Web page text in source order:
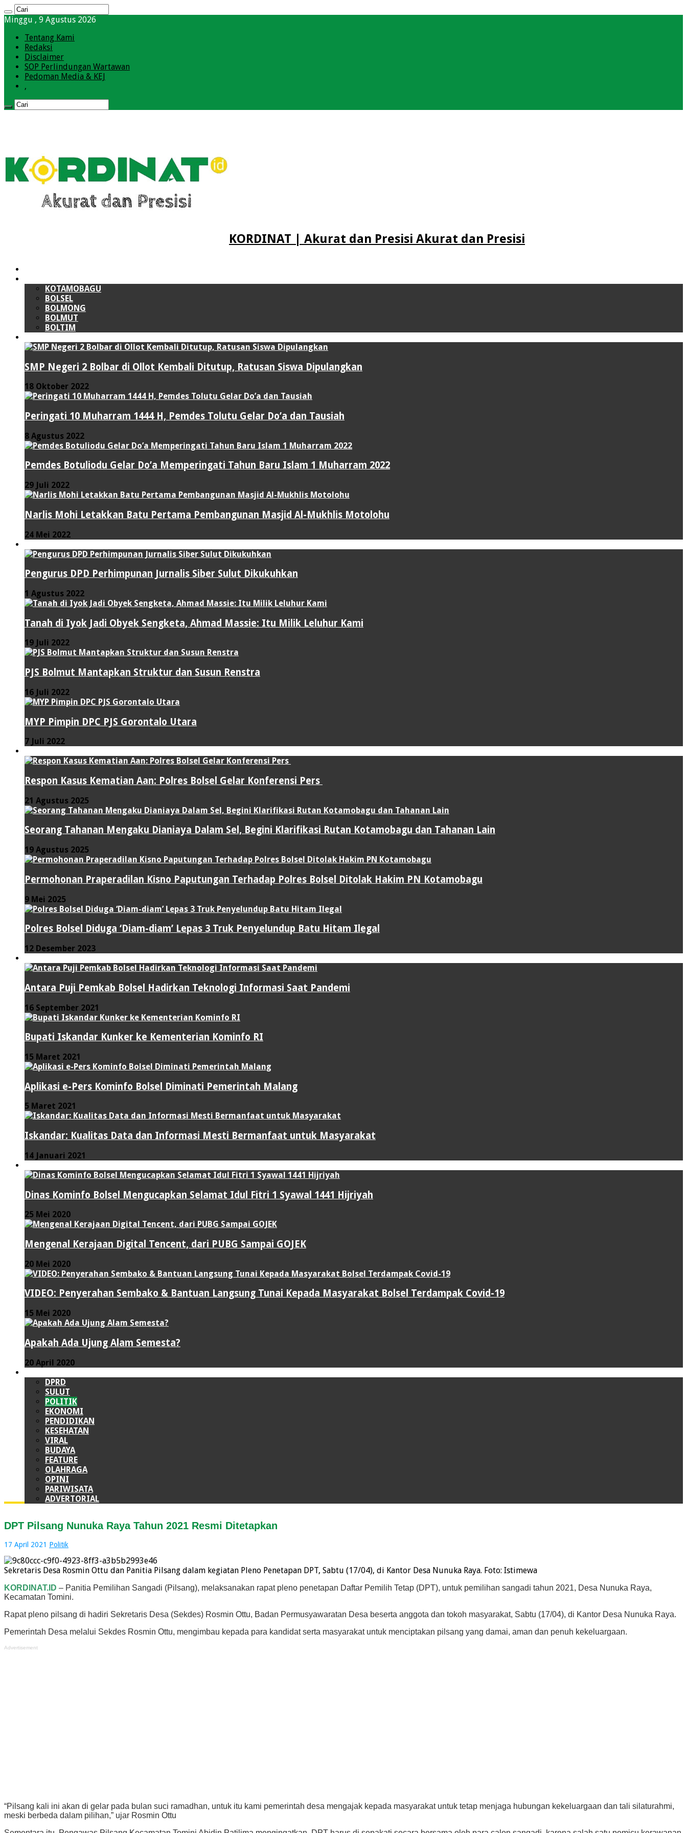
Minggu , 9 Agustus 2026
Tentang Kami
Redaksi
Disclaimer
SOP Perlindungan Wartawan
Pedoman Media & KEJ
,
KORDINAT | Akurat dan Presisi Akurat dan Presisi
KOTAMOBAGU
BOLSEL
BOLMONG
BOLMUT
BOLTIM
SMP Negeri 2 Bolbar di Ollot Kembali Ditutup, Ratusan Siswa Dipulangkan
18 Oktober 2022
Peringati 10 Muharram 1444 H, Pemdes Tolutu Gelar Do’a dan Tausiah
8 Agustus 2022
Pemdes Botuliodu Gelar Do’a Memperingati Tahun Baru Islam 1 Muharram 2022
29 Juli 2022
Narlis Mohi Letakkan Batu Pertama Pembangunan Masjid Al-Mukhlis Motolohu
24 Mei 2022
Pengurus DPD Perhimpunan Jurnalis Siber Sulut Dikukuhkan
1 Agustus 2022
Tanah di Iyok Jadi Obyek Sengketa, Ahmad Massie: Itu Milik Leluhur Kami
19 Juli 2022
PJS Bolmut Mantapkan Struktur dan Susun Renstra
16 Juli 2022
MYP Pimpin DPC PJS Gorontalo Utara
7 Juli 2022
Respon Kasus Kematian Aan: Polres Bolsel Gelar Konferensi Pers
21 Agustus 2025
Seorang Tahanan Mengaku Dianiaya Dalam Sel, Begini Klarifikasi Rutan Kotamobagu dan Tahanan Lain
19 Agustus 2025
Permohonan Praperadilan Kisno Paputungan Terhadap Polres Bolsel Ditolak Hakim PN Kotamobagu
9 Mei 2025
Polres Bolsel Diduga ‘Diam-diam’ Lepas 3 Truk Penyelundup Batu Hitam Ilegal
12 Desember 2023
Antara Puji Pemkab Bolsel Hadirkan Teknologi Informasi Saat Pandemi
16 September 2021
Bupati Iskandar Kunker ke Kementerian Kominfo RI
15 Maret 2021
Aplikasi e-Pers Kominfo Bolsel Diminati Pemerintah Malang
5 Maret 2021
Iskandar: Kualitas Data dan Informasi Mesti Bermanfaat untuk Masyarakat
14 Januari 2021
Dinas Kominfo Bolsel Mengucapkan Selamat Idul Fitri 1 Syawal 1441 Hijriyah
25 Mei 2020
Mengenal Kerajaan Digital Tencent, dari PUBG Sampai GOJEK
20 Mei 2020
VIDEO: Penyerahan Sembako & Bantuan Langsung Tunai Kepada Masyarakat Bolsel Terdampak Covid-19
15 Mei 2020
Apakah Ada Ujung Alam Semesta?
20 April 2020
DPRD
SULUT
POLITIK
EKONOMI
PENDIDIKAN
KESEHATAN
VIRAL
BUDAYA
FEATURE
OLAHRAGA
OPINI
PARIWISATA
ADVERTORIAL
DPT Pilsang Nunuka Raya Tahun 2021 Resmi Ditetapkan
17 April 2021 Politik
Sekretaris Desa Rosmin Ottu dan Panitia Pilsang dalam kegiatan Pleno Penetapan DPT, Sabtu (17/04), di Kantor Desa Nunuka Raya. Foto: Istimewa
KORDINAT.ID – Panitia Pemilihan Sangadi (Pilsang), melaksanakan rapat pleno penetapan Daftar Pemilih Tetap (DPT), untuk pemilihan sangadi tahun 2021, Desa Nunuka Raya,
Kecamatan Tomini.
Rapat pleno pilsang di hadiri Sekretaris Desa (Sekdes) Rosmin Ottu, Badan Permusyawaratan Desa beserta anggota dan tokoh masyarakat, Sabtu (17/04), di Kantor Desa Nunuka Raya.
Pemerintah Desa melalui Sekdes Rosmin Ottu, mengimbau kepada para kandidat serta masyarakat untuk menciptakan pilsang yang damai, aman dan penuh kekeluargaan.
Advertisement
“Pilsang kali ini akan di gelar pada bulan suci ramadhan, untuk itu kami pemerintah desa mengajak kepada masyarakat untuk tetap menjaga hubungan kekeluargaan dan tali silaturahmi,
meski berbeda dalam pilihan,” ujar Rosmin Ottu